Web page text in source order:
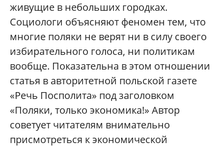
живущие в небольших городках.
Социологи объясняют феномен тем, что
многие поляки не верят ни в силу своего
избирательного голоса, ни политикам
вообще. Показательна в этом отношении
статья в авторитетной польской газете
«Речь Посполита» под заголовком
«Поляки, только экономика!» Автор
советует читателям внимательно
присмотреться к экономической